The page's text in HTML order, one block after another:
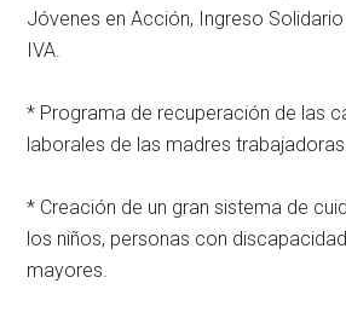
Jóvenes en Acción, Ingreso
IVA.
* Programa de recuperación de las
laborales de las madres trabajadoras.
* Creación de un gran sistema de
los niños, personas con
mayores.